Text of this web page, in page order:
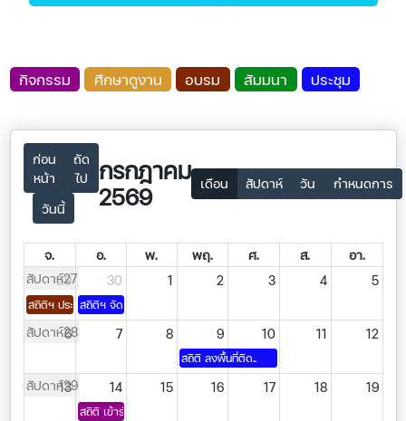
กิจกรรม ศึกษาดูงาน อบรม สัมมนา ประชุม
ก่อน
หน้า
ถัด
ไป
วันนี้
กรกฎาคม
2569
เดือน สัปดาห์ วัน กำหนดการ
จ. อ. พ. พฤ. ศ. ส.
อา.
สัปดาห์27
29
สถิติฯ ประธานเปิดก..
30
สถิติฯ จัดประชุมกา..
1 2 3 4 5
สัปดาห์28
6 7 8 9
สถิติ ลงพื้นที่ติด..
10 11 12
สัปดาห์29
13 14
สถิติ เข้าร่วมบันท..
15 16 17 18 19